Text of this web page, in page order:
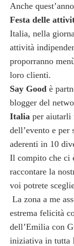
Anche
Festa delle
Italia, nella
attività
proporranno
loro clienti.
Say Good è
blogger del
Italia per aiutarli
dell’evento e
aderenti in 10
Il compito che ci
raccontare la
voi potrete
La zona a me
estrema felicità
dell’Emilia con
iniziativa in tutta